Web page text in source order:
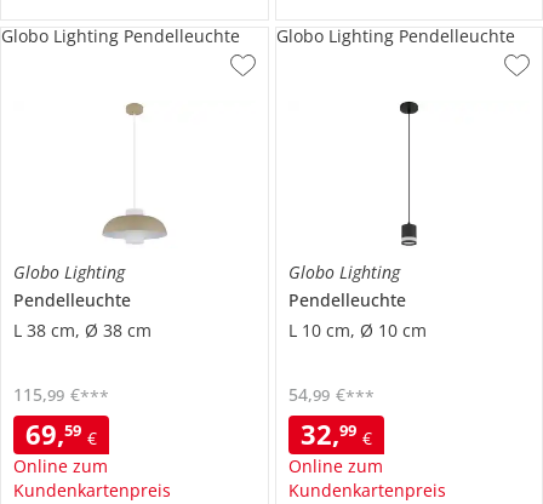
Globo Lighting
Pendelleuchte
L 38 cm, Ø 38 cm
69,59 €
Online zum
Kundenkartenpreis
115,99 €***
Globo Lighting Pendelleuchte
Globo Lighting
Pendelleuchte
L 10 cm, Ø 10 cm
32,99 €
Online zum
Kundenkartenpreis
54,99 €***
Globo Lighting Pendelleuchte